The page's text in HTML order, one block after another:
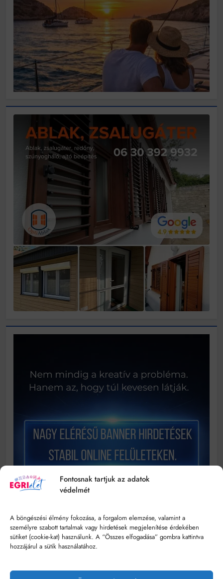
Fontosnak tartjuk az adatok
védelmét
A böngészési élmény fokozása, a forgalom elemzése, valamint a
személyre szabott tartalmak vagy hirdetések megjelenítése érdekében
sütiket (cookie-kat) használunk. A “Összes elfogadása” gombra kattintva
hozzájárul a sütik használatához.